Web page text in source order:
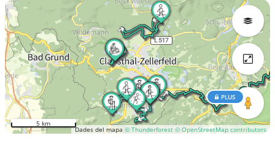
Dades del mapa © Thunderforest © OpenStreetMap contributors
PLUS
5 km